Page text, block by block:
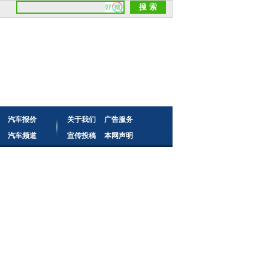
汽车报价
汽车频道
关于我们
广告服务
宣传投稿
本网声明